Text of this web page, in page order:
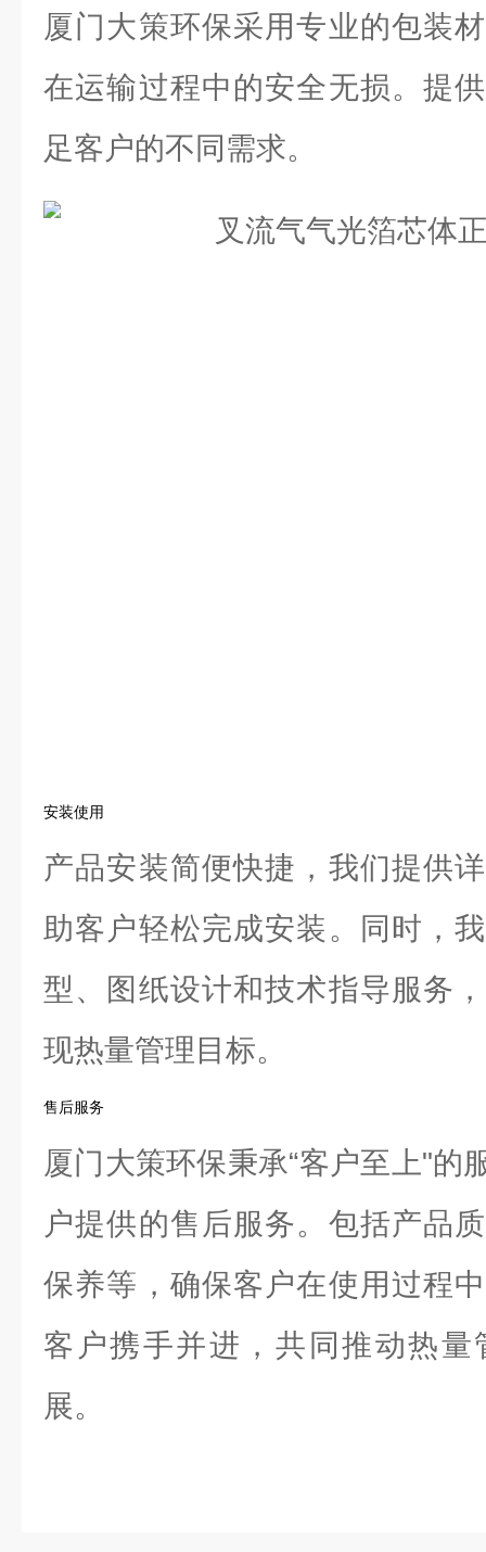
厦门大策环保采用专业的包装
在运输过程中的安全无损。提
足客户的不同需求。
安装使用
产品安装简便快捷，我们提供
助客户轻松完成安装。同时，
型、图纸设计和技术指导服务
现热量管理目标。
售后服务
厦门大策环保秉承“客户至上"的
户提供的售后服务。包括产品
保养等，确保客户在使用过程
客户携手并进，共同推动热
展。